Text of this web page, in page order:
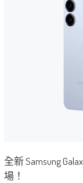
全新 Samsung
場！